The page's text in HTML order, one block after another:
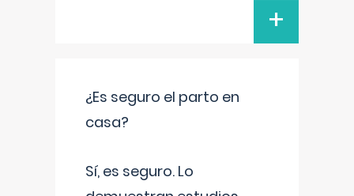
+
¿Es seguro el parto en
casa?
Sí, es seguro. Lo